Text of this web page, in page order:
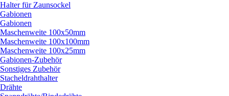
Halter für Zaunsockel
Gabionen
Gabionen
Maschenweite 100x50mm
Maschenweite 100x100mm
Maschenweite 100x25mm
Gabionen-Zubehör
Sonstiges Zubehör
Stacheldrahthalter
Drähte